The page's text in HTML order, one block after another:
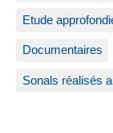
Etude
Documentaires
Sonals réalisés